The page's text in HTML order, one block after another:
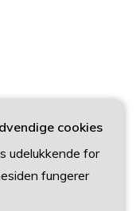
cookies
udelukkende for
fungerer